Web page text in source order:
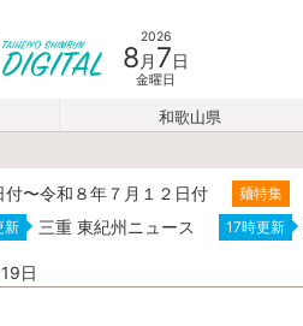
2026
8 月 7日
金曜日
和歌山県
〜令和８年７月１２日付 麺特集
新 三重 東紀州ニュース 17時更新
日